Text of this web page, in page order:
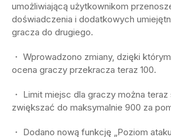
umożliwiającą użytkownikom
doświadczenia i dodatkowych
gracza do drugiego.
・ Wprowadzono zmiany, dzięki
ocena graczy przekracza teraz 100.
・ Limit miejsc dla graczy można
zwiększać do maksymalnie 900 za
・ Dodano nową funkcję „Poziom